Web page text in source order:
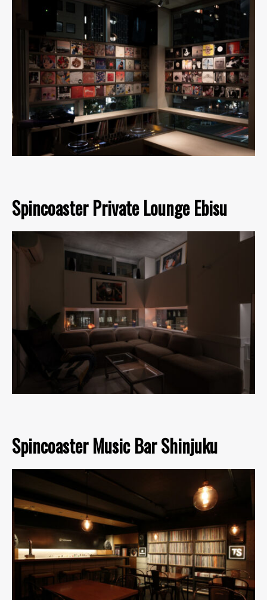
Spincoaster Private Lounge Ebisu
Spincoaster Music Bar Shinjuku